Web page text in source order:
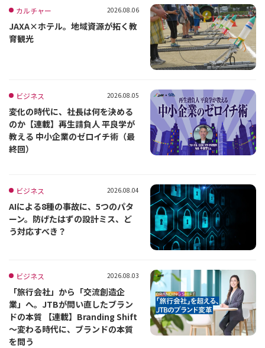
カルチャー 2026.08.06
JAXA×ホテル。地域資源が拓く教
育観光
ビジネス 2026.08.05
変化の時代に、社長は何を決める
のか【連載】再生請負人 平良学が
教える 中小企業のゼロイチ術（最
終回）
ビジネス 2026.08.04
AIによる8種の事故に、5つのパタ
ーン。防げたはずの設計ミス、ど
う対応すべき？
ビジネス 2026.08.03
「旅行会社」から「交流創造企
業」へ。JTBが問い直したブラン
ドの本質 【連載】Branding Shift
～変わる時代に、ブランドの本質
を問う